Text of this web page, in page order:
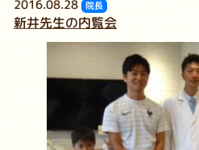
2016.08.28 院長
新井先生の内覧会